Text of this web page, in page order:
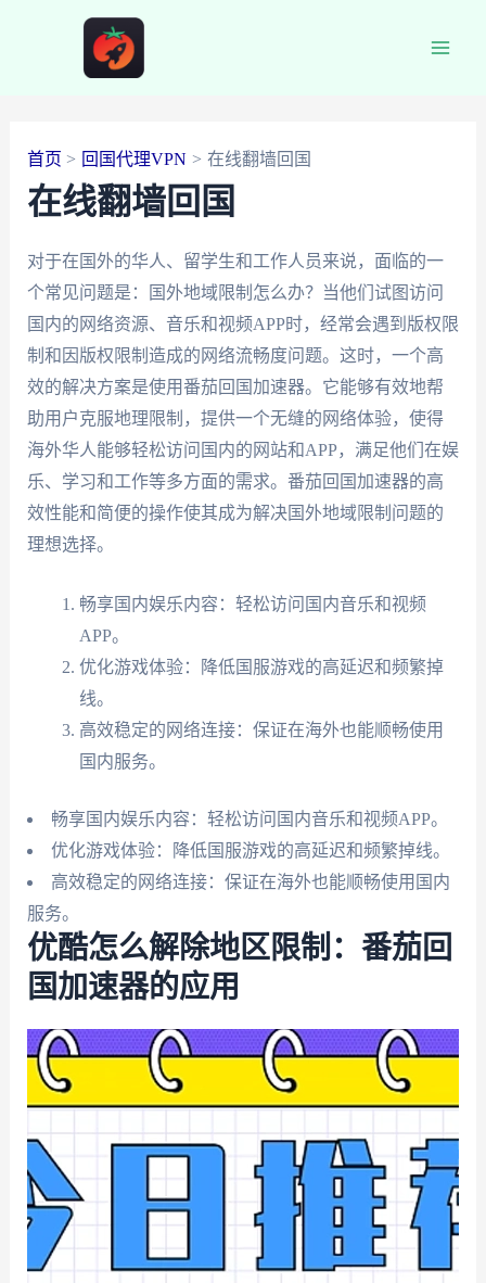
首页 回国代理VPN 在线翻墙回国
在线翻墙回国
对于在国外的华人、留学生和工作人员来说，面临的一
个常见问题是：国外地域限制怎么办？当他们试图访问
国内的网络资源、音乐和视频APP时，经常会遇到版权限
制和因版权限制造成的网络流畅度问题。这时，一个高
效的解决方案是使用番茄回国加速器。它能够有效地帮
助用户克服地理限制，提供一个无缝的网络体验，使得
海外华人能够轻松访问国内的网站和APP，满足他们在娱
乐、学习和工作等多方面的需求。番茄回国加速器的高
效性能和简便的操作使其成为解决国外地域限制问题的
理想选择。
畅享国内娱乐内容：轻松访问国内音乐和视频
APP。
优化游戏体验：降低国服游戏的高延迟和频繁掉
线。
高效稳定的网络连接：保证在海外也能顺畅使用
国内服务。
畅享国内娱乐内容：轻松访问国内音乐和视频APP。
优化游戏体验：降低国服游戏的高延迟和频繁掉线。
高效稳定的网络连接：保证在海外也能顺畅使用国内
服务。
优酷怎么解除地区限制：番茄回
国加速器的应用